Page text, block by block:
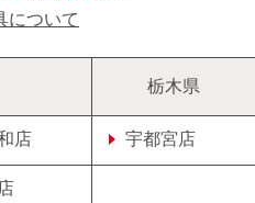
について
店
栃木県
宇都宮店